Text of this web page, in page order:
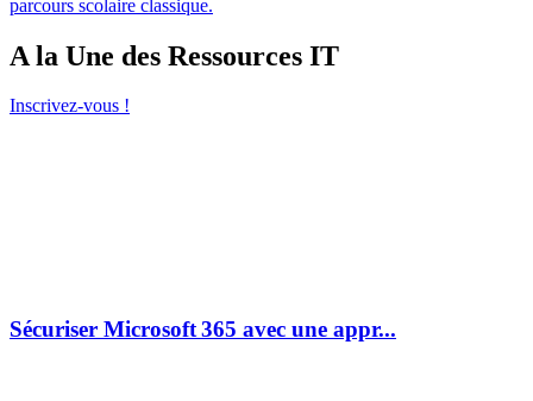
parcours scolaire classique.
A la Une des Ressources IT
Inscrivez-vous !
Sécuriser Microsoft 365 avec une appr...